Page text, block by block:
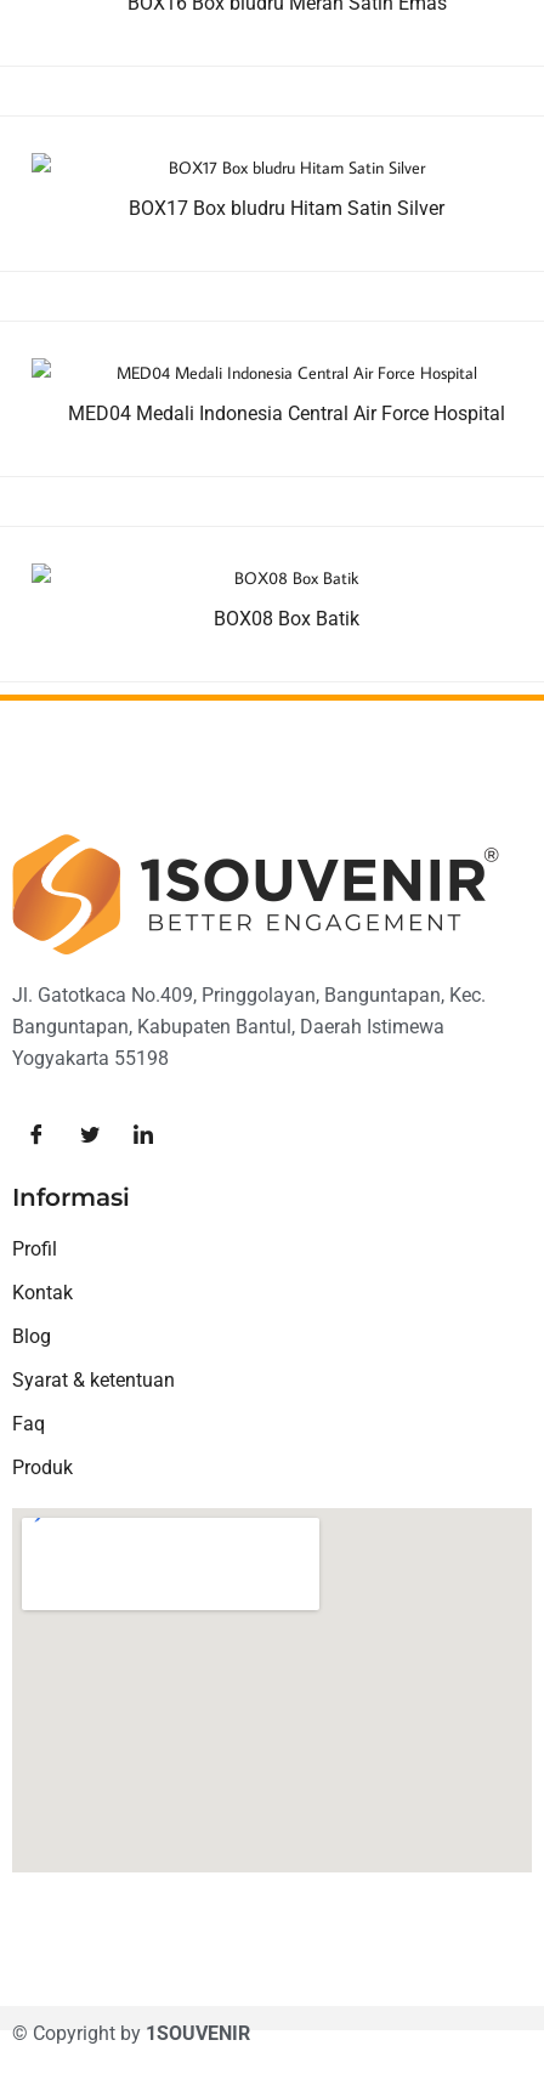
BOX17 Box bludru Hitam Satin Silver
MED04 Medali Indonesia Central Air Force Hospital
BOX08 Box Batik
Jl. Gatotkaca No.409, Pringgolayan, Banguntapan, Kec.
Banguntapan, Kabupaten Bantul, Daerah Istimewa
Yogyakarta 55198
Informasi
Profil
Kontak
Blog
Syarat & ketentuan
Faq
Produk
© Copyright by 1SOUVENIR